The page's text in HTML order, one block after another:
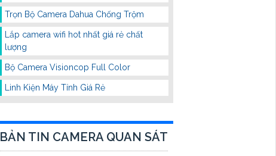
Trọn Bộ Camera Dahua Chống Trộm
Lắp camera wifi hot nhất giá rẻ chất
lượng
Bộ Camera Visioncop Full Color
Linh Kiện Máy Tính Giá Rẻ
BẢN TIN CAMERA QUAN SÁT